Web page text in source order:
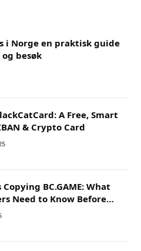
i Norge en praktisk guide
besøk
A Free, Smart
& Crypto Card
Copying BC.GAME: What
Need to Know Before